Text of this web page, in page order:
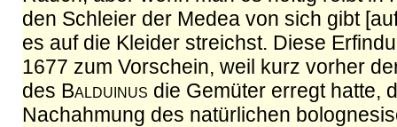
den Schleier der Medea von sich gibt
es auf die Kleider streichst. Diese
1677 zum Vorschein, weil kurz vorher
des Balduinus die Gemüter erregt hatte,
Nachahmung des natürlichen